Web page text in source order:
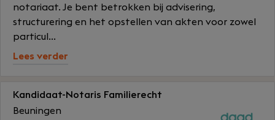
notariaat. Je bent betrokken bij advisering,
structurering en het opstellen van akten voor zowel
particul...
Lees verder
Kandidaat-Notaris Familierecht
Beuningen